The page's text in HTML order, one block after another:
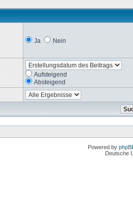
Ja Nein
Aufsteigend
Absteigend
Powered by
Deutsche